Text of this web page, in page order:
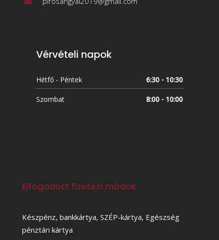
Vérvételi napok
Hétfő - Péntek 6:30 - 10:30
Szombat 8:00 - 10:00
Elfogadott fizetési módok
Készpénz, bankkártya, SZÉP-kártya, Egészség
pénztári kártya